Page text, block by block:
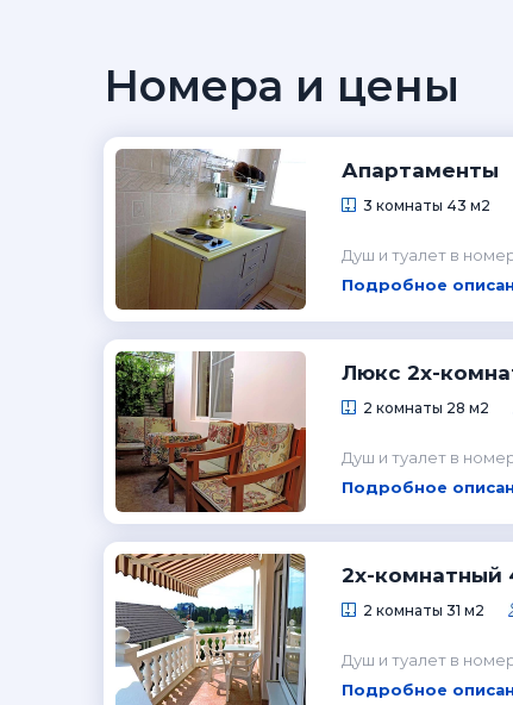
Номера и цены
Апартаменты
3 комнаты 43 м2
Душ и туалет в
Подробное
Люкс 2х-
2 комнаты 28 м2
Душ и туалет в
Подробное
2х-комнатный
2 комнаты 31 м2
Душ и туалет в
Подробное